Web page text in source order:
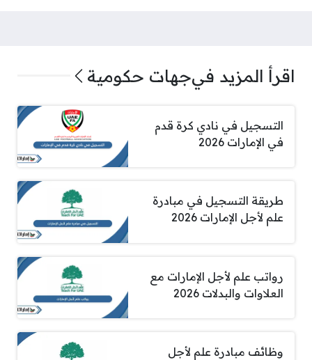
اقرأ المزيد فيجهات حكومية
التسجيل في نادي كرة قدم
في الإمارات 2026
طريقة التسجيل في مبادرة
علم لأجل الإمارات 2026
رواتب علم لأجل الإمارات مع
العلاوات والبدلات 2026
وظائف مبادرة علم لأجل